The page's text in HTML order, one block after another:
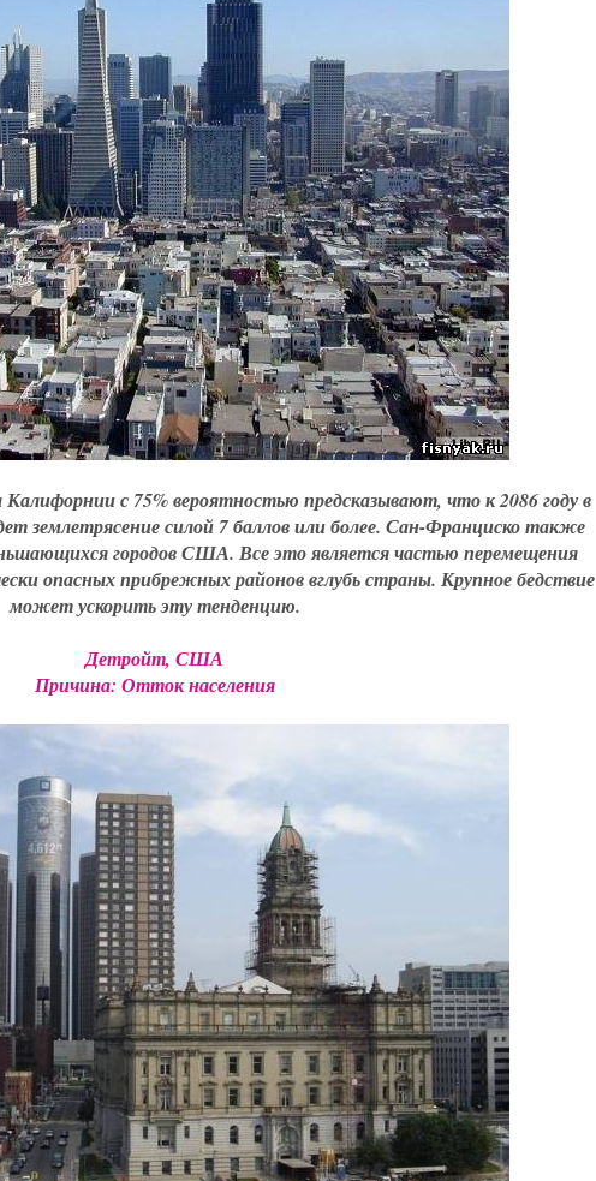
с 75% вероятностью предсказывают, что к 2086 году в
землетрясение силой 7 баллов или более. Сан-Франциско также
городов США. Все это является частью перемещения
опасных прибрежных районов вглубь страны. Крупное бедствие
может ускорить эту тенденцию.
Детройт, США
Причина: Отток населения